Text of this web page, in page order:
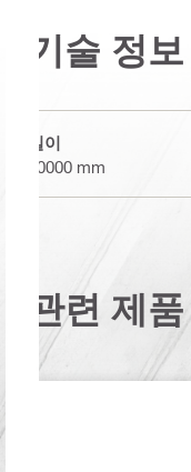
기술 정보
길이
10000 mm
관련 제품